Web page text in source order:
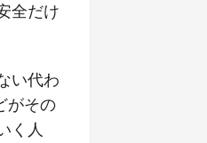
全だけ
い代わ
がその
く人